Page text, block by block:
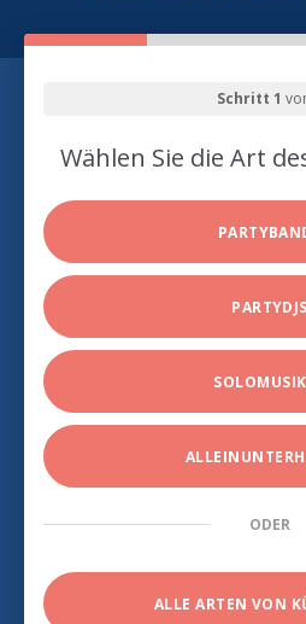
Schritt 1
Wählen Sie die Art
PARTYDJS
ODER
ALLE ARTEN VON